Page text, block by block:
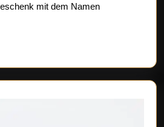
mit dem Namen